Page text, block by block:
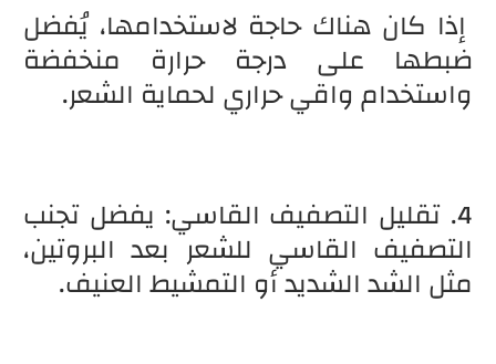
إذا كان هناك حاجة لاستخدامها، يُفضل
ضبطها على درجة حرارة منخفضة
واستخدام واقي حراري لحماية الشعر.
4. تقليل التصفيف القاسي: يفضل تجنب
التصفيف القاسي للشعر بعد البروتين،
مثل الشد الشديد أو التمشيط العنيف.